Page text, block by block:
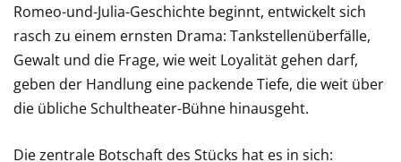
Romeo-und-Julia-Geschichte beginnt, entwickelt sich
rasch zu einem ernsten Drama: Tankstellenüberfälle,
Gewalt und die Frage, wie weit Loyalität gehen darf,
geben der Handlung eine packende Tiefe, die weit über
die übliche Schultheater-Bühne hinausgeht.
Die zentrale Botschaft des Stücks hat es in sich: